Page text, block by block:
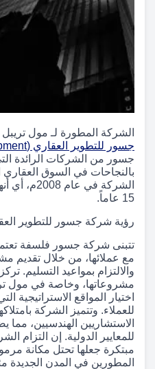
الشركة المطورة لـ مول
جسور للتطوير العقاري (Gosour Development)
جسور من الشركات الرائدة
بالنجاحات في السوق
الشركة في
15 عاماً.
رؤية شركة جسور للتطوير
تتبنى شركة جسور فلسفة
مع عملائها، من خلال تقديم
والالتزام بمواعيد التسليم.
مشروعاتها، وخاصة في مول
اختيار المواقع الاستراتيجية
للعملاء. وتتميز الشركة
الاستشاريين الهندسيين،
للمعايير الدولية. إن التزام
مبتكرة جعلها تحتل مكانة
المطورين في المدن الجديدة